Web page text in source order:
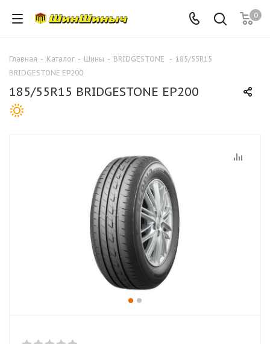
0
Главная - Каталог - Шины - BRIDGESTONE - 185/55R15
BRIDGESTONE EP200
185/55R15 BRIDGESTONE EP200